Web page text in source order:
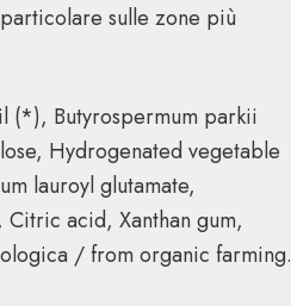
sulle zone più
(*), Butyrospermum parkii
Hydrogenated vegetable
lauroyl glutamate,
Citric acid, Xanthan gum,
/ from organic farming.